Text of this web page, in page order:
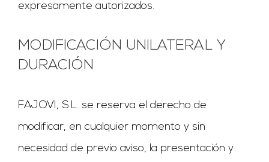
expresamente autorizados.
MODIFICACIÓN UNILATERAL Y
DURACIÓN
FAJOVI, S.L. se reserva el derecho de
modificar, en cualquier momento y sin
necesidad de previo aviso, la presentación y